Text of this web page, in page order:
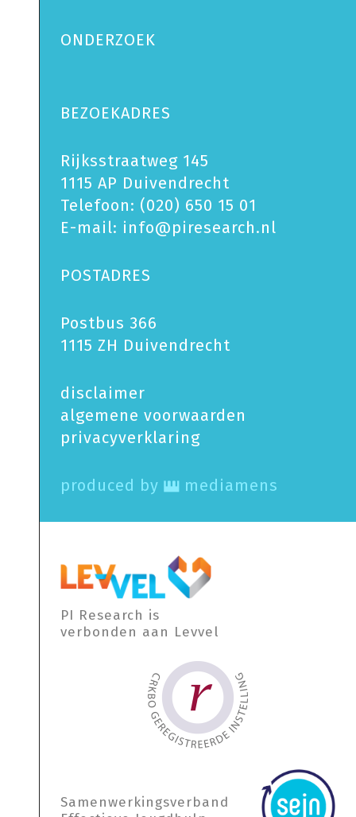
ONDERZOEK
BEZOEKADRES
Rijksstraatweg 145
1115 AP Duivendrecht
Telefoon: (020) 650 15 01
E-mail: info@piresearch.nl
POSTADRES
Postbus 366
1115 ZH Duivendrecht
disclaimer
algemene voorwaarden
privacy­verklaring
produced by mediamens
PI Research is
verbonden aan Levvel
Samen­werkings­verband